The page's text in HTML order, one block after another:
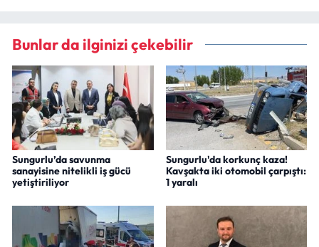
Bunlar da ilginizi çekebilir
Sungurlu’da savunma
sanayisine nitelikli iş gücü
yetiştiriliyor
Sungurlu'da korkunç kaza!
Kavşakta iki otomobil çarpıştı:
1 yaralı